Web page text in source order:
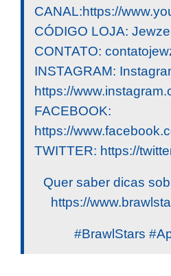
CANAL:https://
CÓDIGO LOJA:
CONTATO:
INSTAGRAM:
https://
FACEBOOK:
https://
TWITTER: https://
Quer saber dicas
https://
#BrawlStars